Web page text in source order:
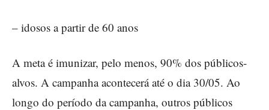
– idosos a partir de 60 anos
A meta é imunizar, pelo menos, 90% dos públicos-
alvos. A campanha acontecerá até o dia 30/05. Ao
longo do período da campanha, outros públicos